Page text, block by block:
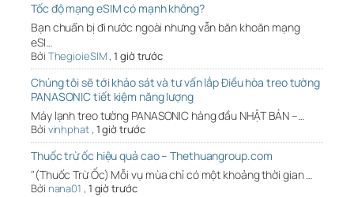
Tốc độ mạng eSIM có mạnh không?
Bạn chuẩn bị đi nước ngoài nhưng vẫn băn khoăn mạng
eSI…
Bởi ThegioieSIM,1 giờ trước
Chúng tôi sẽ tới khảo sát và tư vấn lắp Điều hòa treo tường
PANASONIC tiết kiệm năng lượng
Máy lạnh treo tường PANASONIC hàng đầu NHẬT BẢN –…
Bởi vinhphat, 1 giờ trước
Thuốc trừ ốc hiệu quả cao – Thethuangroup.com
"(Thuốc Trừ Ốc) Mỗi vụ mùa chỉ có một khoảng thời gian …
Bởi nana01 , 1 giờ trước